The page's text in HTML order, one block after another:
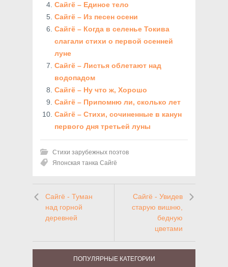
Сайгё – Единое тело
Сайгё – Из песен осени
Сайгё – Когда в селенье Токива
слагали стихи о первой осенней
луне
Сайгё – Листья облетают над
водопадом
Сайгё – Ну что ж, Хорошо
Сайгё – Припомню ли, сколько лет
Сайгё – Стихи, сочиненные в канун
первого дня третьей луны
Стихи зарубежных поэтов
Японская танка Сайгё
Сайгё - Туман
над горной
деревней
Сайгё - Увидев
старую вишню,
бедную
цветами
ПОПУЛЯРНЫЕ КАТЕГОРИИ